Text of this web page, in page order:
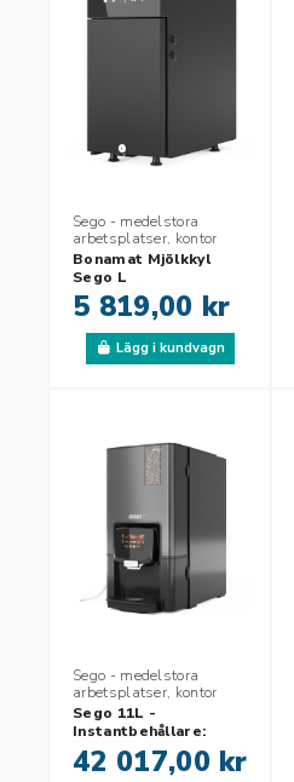
Sego - medelstora
arbetsplatser, kontor
Bonamat Mjölkkyl
Sego L
5 819,00 kr
Lägg i kundvagn
Sego - medelstora
arbetsplatser, kontor
Sego 11L -
Instantbehållare:
1x3,2 liter - 60 Rek.
koppar per dag
42 017,00 kr